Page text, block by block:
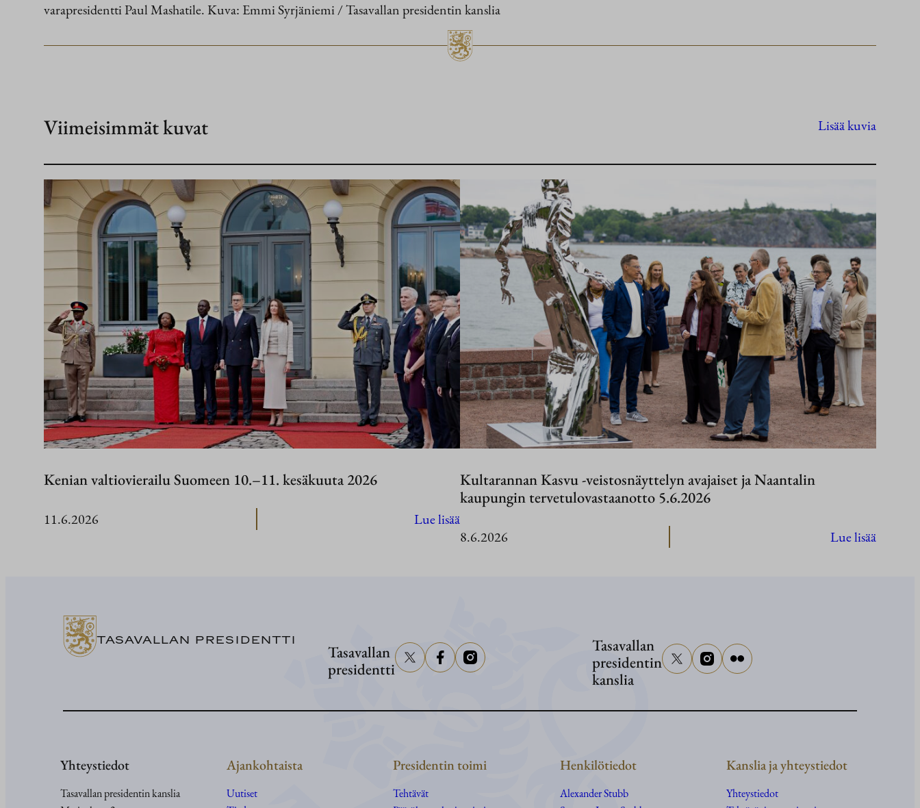
varapresidentti Paul Mashatile. Kuva: Emmi Syrjäniemi / Tasavallan presidentin kanslia
Viimeisimmät kuvat Lisää kuvia
Kenian valtiovierailu Suomeen 10.–11. kesäkuuta 2026
11.6.2026 Lue lisää:
Kenian
kesäkuuta
2026
Kultarannan Kasvu -veistosnäyttelyn avajaiset ja Naantalin
kaupungin tervetulovastaanotto 5.6.2026
8.6.2026 Lue lisää:
TASAVALLAN PRESIDENTTI
Tasavallan
presidentti
Tasavallan
presidentin
kanslia
Yhteystiedot
Tasavallan presidentin kanslia
Ajankohtaista
Uutiset
Presidentin toimi
Tehtävät
Henkilötiedot
Alexander Stubb
Kanslia ja yhteystiedot
Yhteystiedot